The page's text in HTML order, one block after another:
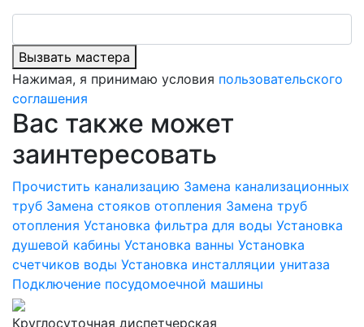
Вызвать мастера
Нажимая, я принимаю условия пользовательского
соглашения
Вас также может
заинтересовать
Прочистить канализацию Замена канализационных
труб Замена стояков отопления Замена труб
отопления Установка фильтра для воды Установка
душевой кабины Установка ванны Установка
счетчиков воды Установка инсталляции унитаза
Подключение посудомоечной машины
Круглосуточная диспетчерская